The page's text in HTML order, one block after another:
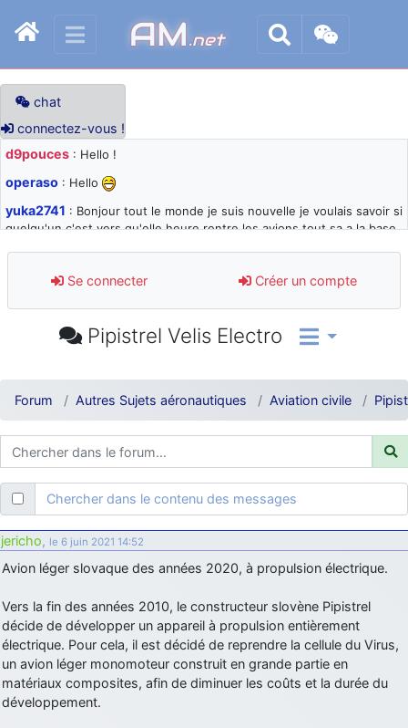
AM.net
chat
connectez-vous !
d9pouces : Hello !
operaso : Hello
yuka2741 : Bonjour tout le monde je suis nouvelle je voulais savoir si
quelqu'un c'est vers qu'elle heure rentre les avions tout sa a la base
d9pouces: désolé pour les quelques blocages du site ces derniers
jours : je teste des méthodes contre le spam et les bots trop nocifs
: Super, la nouvelle bannière
comprendre
d9pouces: ouakamois > si tu parles du sujet sur l'Armée de l'Air,
bien sûr que oui !
je suis un avion@,._,+: Bonjour je viens d'arriver il y a quelques
moi et quelques avions n'ont pas les mêmes noms qu'aujourd'hui
ouakamois: Bonjourà toutes et à tous.en espérantque ces
quelques images du Pays Basque vous auront plu ; Agur…
fox_50: Bonjour, certains parmis vous étaient-ils présent au
meeting de Lann Bihoué de 2026 ?
cachée dans les pins: Coucou et excellente année 2026 à tous et
au site!
jericho: Bonne année et tous mes meilleurs voeux à tous pour
Se connecter Créer un compte
Pipistrel Velis Electro
Forum Autres Sujets aéronautiques Aviation civile
Chercher dans le contenu des messages
jericho, le 6 juin 2021 14:52
Avion léger slovaque des années 2020, à propulsion électrique.
Vers la fin des années 2010, le constructeur slovène Pipistrel
décide de développer un appareil à propulsion entièrement
électrique. Pour cela, il est décidé de reprendre la cellule du Virus,
un avion léger monomoteur construit en grande partie en
matériaux composites, afin de diminuer les coûts et la durée du
développement.